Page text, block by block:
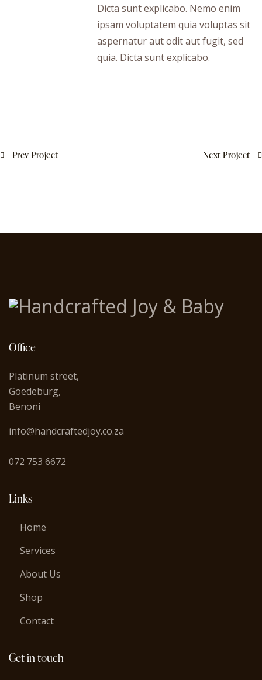
Dicta sunt explicabo. Nemo enim
ipsam voluptatem quia voluptas sit
aspernatur aut odit aut fugit, sed
quia. Dicta sunt explicabo.
Prev Project Next Project
Office
Platinum street,
Goedeburg,
Benoni
info@handcraftedjoy.co.za
072 753 6672
Links
Home
Services
About Us
Shop
Contact
Get in touch